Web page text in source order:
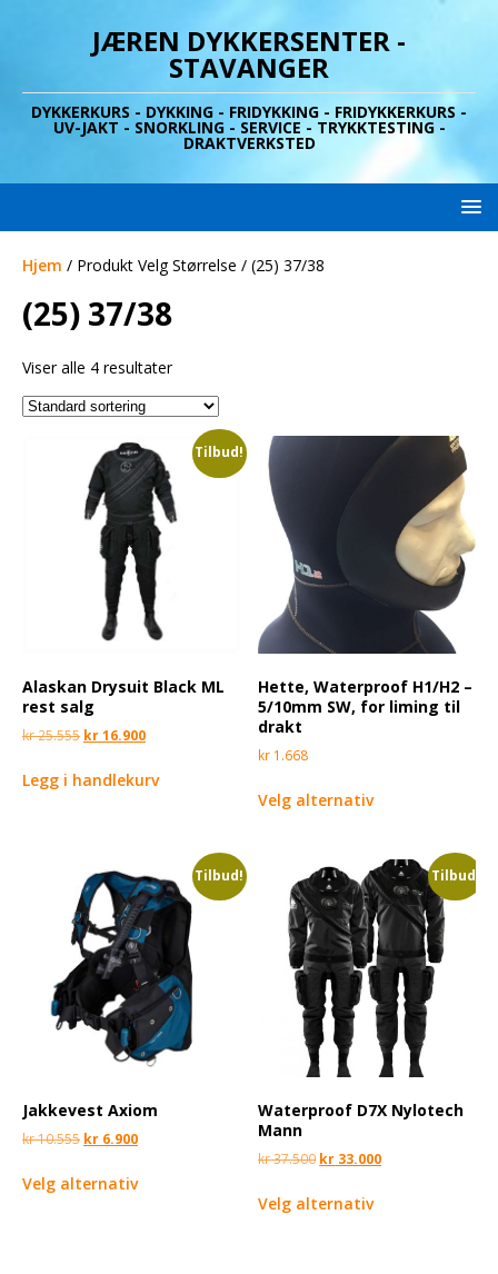
JÆREN DYKKERSENTER -
STAVANGER
DYKKERKURS - DYKKING - FRIDYKKING - FRIDYKKERKURS -
UV-JAKT - SNORKLING - SERVICE - TRYKKTESTING -
DRAKTVERKSTED
Hjem / Produkt Velg Størrelse / (25) 37/38
(25) 37/38
Viser alle 4 resultater
Tilbud!
Alaskan Drysuit Black ML
rest salg
kr25.555 kr16.900
Legg i handlekurv
Hette, Waterproof H1/H2 –
5/10mm SW, for liming til
drakt
kr 1.668
Velg alternativ
Tilbud!
Jakkevest Axiom
kr10.555 kr 6.900
Velg alternativ
Tilbud!
Waterproof D7X Nylotech
Mann
kr37.500 kr 33.000
Velg alternativ